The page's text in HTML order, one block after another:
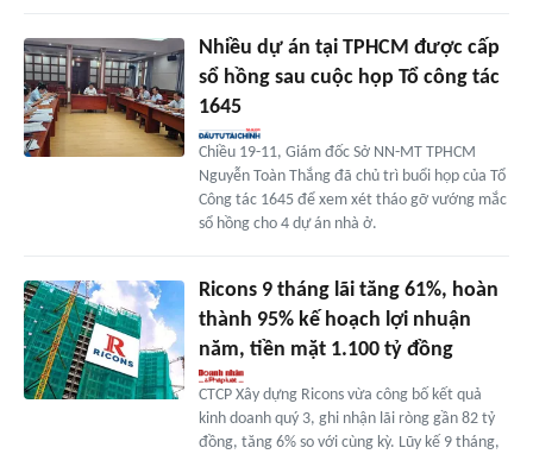
Nhiều dự án tại TPHCM được cấp
sổ hồng sau cuộc họp Tổ công tác
1645
Chiều 19-11, Giám đốc Sở NN-MT TPHCM
Nguyễn Toàn Thắng đã chủ trì buổi họp của Tổ
Công tác 1645 để xem xét tháo gỡ vướng mắc
sổ hồng cho 4 dự án nhà ở.
Ricons 9 tháng lãi tăng 61%, hoàn
thành 95% kế hoạch lợi nhuận
năm, tiền mặt 1.100 tỷ đồng
CTCP Xây dựng Ricons vừa công bố kết quả
kinh doanh quý 3, ghi nhận lãi ròng gần 82 tỷ
đồng, tăng 6% so với cùng kỳ. Lũy kế 9 tháng,